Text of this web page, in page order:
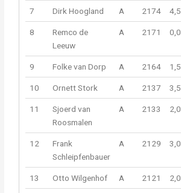
7 Dirk Hoogland A 2174 4,5
8
Remco de
Leeuw
A 2171 0,0
9 Folke van Dorp A 2164 1,5
10 Ornett Stork A 2137 3,5
11
Sjoerd van
Roosmalen
A 2133 2,0
12
Frank
Schleipfenbauer
A 2129 3,0
13 Otto Wilgenhof A 2121 2,0